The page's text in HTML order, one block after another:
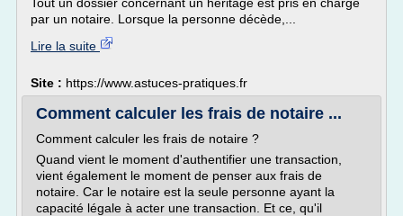
par un notaire. Lorsque la personne décède,...
Lire la suite
Site : https://www.astuces-pratiques.fr
Comment calculer les frais de notaire ...
Comment calculer les frais de notaire ?
Quand vient le moment d'authentifier une transaction,
vient également le moment de penser aux frais de
notaire. Car le notaire est la seule personne ayant la
capacité légale à acter une transaction. Et ce, qu'il